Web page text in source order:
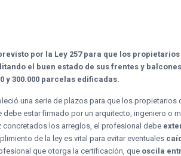
por la Ley 257 para que los
el buen estado de sus frentes y
y 300.000 parcelas edificadas.
una serie de plazos para que los
debe estar firmado por un arquitecto, ingeniero o
concretados los arreglos, el profesional debe
de la ley es vital para evitar eventuales
que otorga la certificación, que oscila